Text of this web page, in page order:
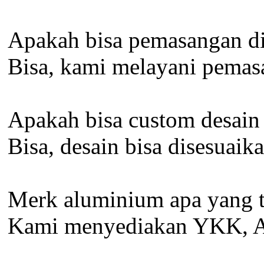
Apakah bisa pemasangan
Bisa, kami melayani
Apakah bisa custom
Bisa, desain bisa
Merk aluminium apa yang
Kami menyediakan YKK,